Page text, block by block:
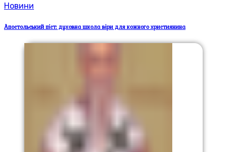
Новини
Апостольський піст: духовна школа віри для кожного християнина